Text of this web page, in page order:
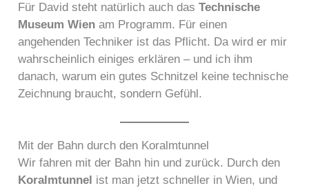
Für David steht natürlich auch dasTechnische
Museum Wien am Programm. Für einen
angehenden Techniker ist das Pflicht. Da wird er mir
wahrscheinlich einiges erklären – und ich ihm
danach, warum ein gutes Schnitzel keine technische
Zeichnung braucht, sondern Gefühl.
Mit der Bahn durch den Koralmtunnel
Wir fahren mit der Bahn hin und zurück. Durch den
Koralmtunnel ist man jetzt schneller in Wien, und